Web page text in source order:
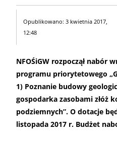
Opublikowano: 3 kwietnia 2017,
12:48
NFOŚiGW rozpoczął nabór
programu priorytetowego
1) Poznanie budowy
gospodarka zasobami złóż
podziemnych”. O dotacje
listopada 2017 r. Budżet